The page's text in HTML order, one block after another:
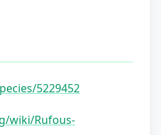
5229452
wiki/Rufous-